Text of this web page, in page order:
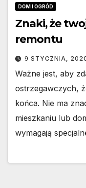
DOM I OGRÓD
Znaki, że
remontu
9 STYCZNIA,
Ważne jest, aby
ostrzegawczych,
końca. Nie ma
mieszkaniu lub
wymagają